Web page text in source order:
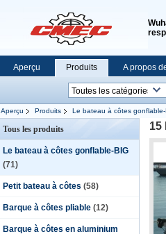
Aperçu Produits A propos
Aperçu Produits Le bateau à côtes
Tous les produits
Le bateau à côtes gonflable-BIG
(71)
Petit bateau à côtes (58)
Barque à côtes pliable (12)
Barque à côtes en aluminium
15